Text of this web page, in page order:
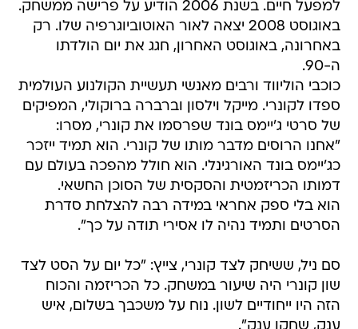
למפעל חיים. בשנת 2006 הודיע על פרישה ממשחק.
באוגוסט 2008 יצאה לאור האוטוביוגרפיה שלו. רק
באחרונה, באוגוסט האחרון, חגג את יום הולדתו
ה-90.
כוכבי הוליווד ורבים מאנשי תעשיית הקולנוע העולמית
ספדו לקונרי. מייקל וילסון וברברה ברוקולי, המפיקים
של סרטי ג'יימס בונד שפרסמו את קונרי, מסרו:
"אחנו הרוסים מדבר מותו של קונרי. הוא תמיד ייזכר
כג'יימס בונד האורגינלי. הוא חולל מהפכה בעולם עם
דמותו הכריזמטית והסקסית של הסוכן החשאי.
הוא בלי ספק אחראי במידה רבה להצלחת סדרת
הסרטים ותמיד נהיה לו אסירי תודה על כך".
סם ניל, ששיחק לצד קונרי, צייץ: "כל יום על הסט לצד
שון קונרי היה שיעור במשחק. כל הכריזמה והכוח
הזה היו ייחודיים לשון. נוח על משכבך בשלום, איש